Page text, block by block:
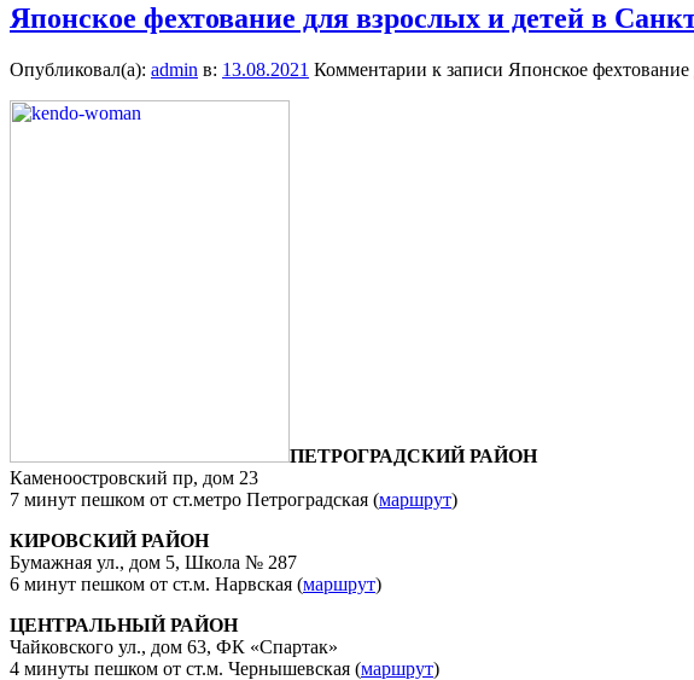
Японское фехтование для взрослых и детей в
Опубликовал(а): admin в: 13.08.2021 Комментарии к записи Японское
ПЕТРОГРАДСКИЙ РАЙОН
Каменоостровский пр, дом 23
7 минут пешком от ст.метро Петроградская (маршрут)
КИРОВСКИЙ РАЙОН
Бумажная ул., дом 5, Школа № 287
6 минут пешком от ст.м. Нарвская (маршрут)
ЦЕНТРАЛЬНЫЙ РАЙОН
Чайковского ул., дом 63, ФК «Спартак»
4 минуты пешком от ст.м. Чернышевская (маршрут)